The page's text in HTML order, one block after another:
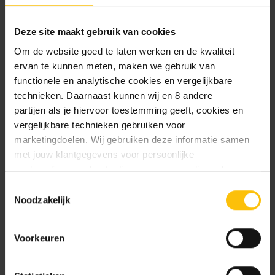
Deze site maakt gebruik van cookies
Om de website goed te laten werken en de kwaliteit
ervan te kunnen meten, maken we gebruik van
functionele en analytische cookies en vergelijkbare
technieken. Daarnaast kunnen wij en 8 andere
partijen als je hiervoor toestemming geeft, cookies en
vergelijkbare technieken gebruiken voor
marketingdoelen. Wij gebruiken deze informatie samen
met jouw klantgegevens voor persoonlijke
aanbevelingen, advertenties en gepersonaliseerde
ervaringen: je eigen DTDD (gepersonaliseerde
aanbevelingen, functionaliteiten en communicatie binnen
dtdd.nl (relevante advertenties op websites en apps van
onzeprivacy policy
Noodzakelijk
Voorkeuren
Bavaria 6 x 33cl blikken - 6-pack
Bavaria, de trotse winnaar van de Dutch Beer
Award 2024! Geniet van het beste bier met onze
gouden medaille bekroonde smaak. Ontdek
waarom kwaliteit zegeviert.
ANDERE BEKEKEN OOK
Misschien is dit ook wat voor jou